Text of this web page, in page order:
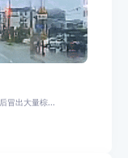
冒出大量棕...